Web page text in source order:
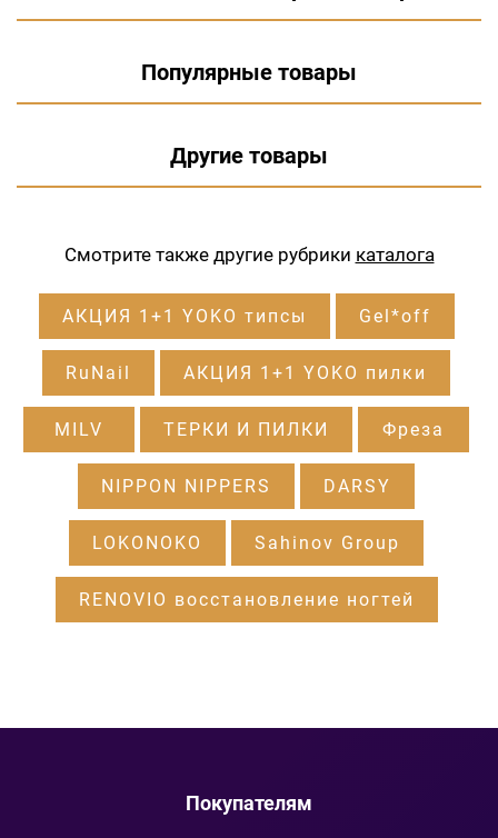
Популярные товары
Другие товары
Смотрите также другие рубрики каталога
АКЦИЯ 1+1 YOKO типсы Gel*off
RuNail АКЦИЯ 1+1 YOKO пилки
MILV ТЕРКИ И ПИЛКИ Фреза
NIPPON NIPPERS DARSY
LOKONOKO Sahinov Group
RENOVIO восстановление ногтей
Покупателям